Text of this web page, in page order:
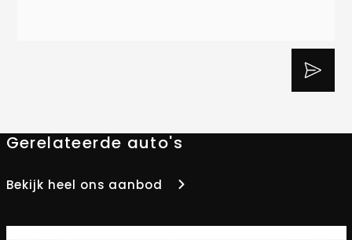
Gerelateerde auto's
Bekijk heel ons aanbod